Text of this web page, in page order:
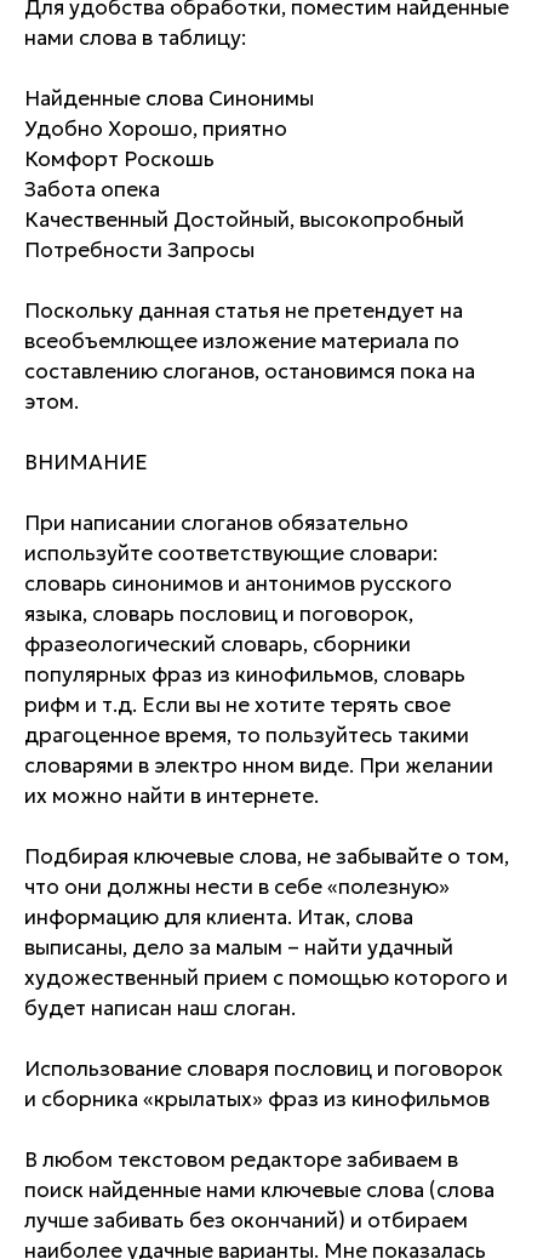
Для удобства обработки, поместим найденные
нами слова в таблицу:
Найденные слова Синонимы
Удобно Хорошо, приятно
Комфорт Роскошь
Забота опека
Качественный Достойный, высокопробный
Потребности Запросы
Поскольку данная статья не претендует на
всеобъемлющее изложение материала по
составлению слоганов, остановимся пока на
этом.
ВНИМАНИЕ
При написании слоганов обязательно
используйте соответствующие словари:
словарь синонимов и антонимов русского
языка, словарь пословиц и поговорок,
фразеологический словарь, сборники
популярных фраз из кинофильмов, словарь
рифм и т.д. Если вы не хотите терять свое
драгоценное время, то пользуйтесь такими
словарями в электро нном виде. При желании
их можно найти в интернете.
Подбирая ключевые слова, не забывайте о том,
что они должны нести в себе «полезную»
информацию для клиента. Итак, слова
выписаны, дело за малым – найти удачный
художественный прием с помощью которого и
будет написан наш слоган.
Использование словаря пословиц и поговорок
и сборника «крылатых» фраз из кинофильмов
В любом текстовом редакторе забиваем в
поиск найденные нами ключевые слова (слова
лучше забивать без окончаний) и отбираем
наиболее удачные варианты. Мне показалась